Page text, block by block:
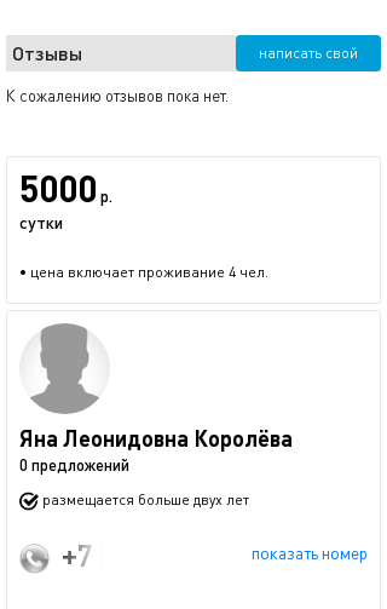
Отзывы написать свой
К сожалению отзывов пока нет.
5000 р.
сутки
• цена включает проживание 4 чел.
Яна Леонидовна Королёва
0 предложений
размещается больше двух лет
показать номер
+7 (936) 555-00-52